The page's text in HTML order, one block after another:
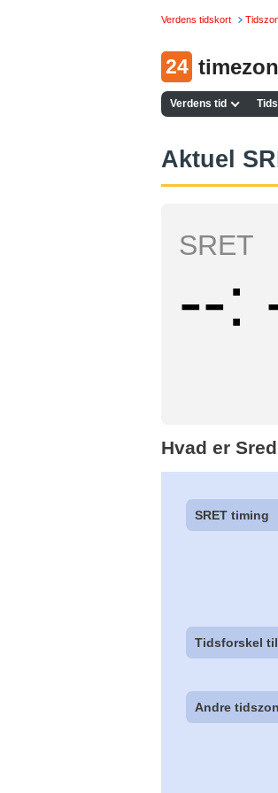
Verdens tidskort
24
Verdens tid
Aktuel
SRET
--
Hvad er
SRET timing
Tidsforskel til
Andre